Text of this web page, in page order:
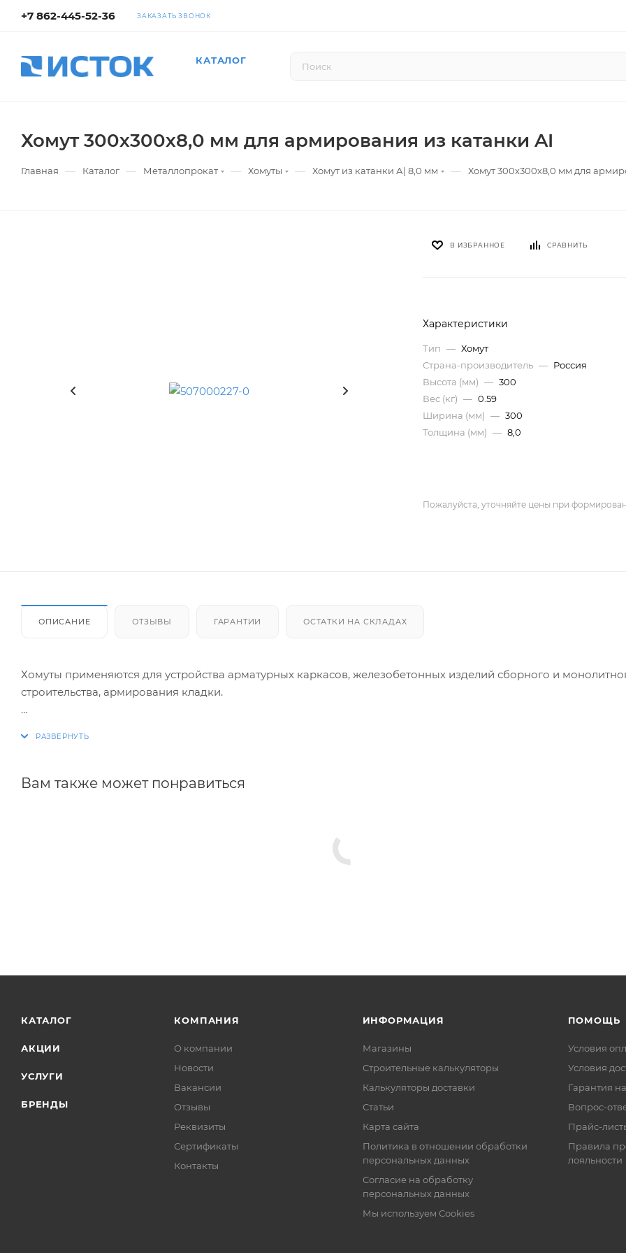
+7 862-445-52-36 ЗАКАЗАТЬ ЗВОНОК
КАТАЛОГ
Хомут 300х300х8,0 мм для армирования из катанки AI
Главная — Каталог — Металлопрокат — Хомуты — Хомут из катанки А| 8,0 мм — Хомут 300х300х8,0 мм для
В ИЗБРАННОЕ СРАВНИТЬ
Характеристики
Тип — Хомут
Страна-производитель — Россия
Высота (мм) — 300
Вес (кг) — 0.59
Ширина (мм) — 300
Толщина (мм) — 8,0
Пожалуйста, уточняйте цены при
ОПИСАНИЕ ОТЗЫВЫ ГАРАНТИИ ОСТАТКИ НА СКЛАДАХ
Хомуты применяются для устройства арматурных каркасов, железобетонных изделий сборного и
строительства, армирования кладки.
Вам также может понравиться
КАТАЛОГ
АКЦИИ
УСЛУГИ
БРЕНДЫ
КОМПАНИЯ
О компании
Новости
Вакансии
Отзывы
Реквизиты
Сертификаты
Контакты
ИНФОРМАЦИЯ
Магазины
Строительные калькуляторы
Калькуляторы доставки
Статьи
Карта сайта
Политика в отношении обработки
персональных данных
Согласие на обработку
персональных данных
Мы используем Cookies
ПОМОЩЬ
Условия
Условия
Гарантия
Вопрос-
Прайс-
Правила
лояльности